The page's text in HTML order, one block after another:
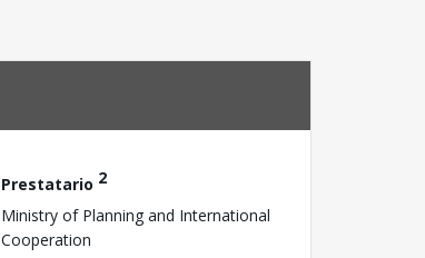
Prestatario 2
Ministry of Planning and International
Cooperation